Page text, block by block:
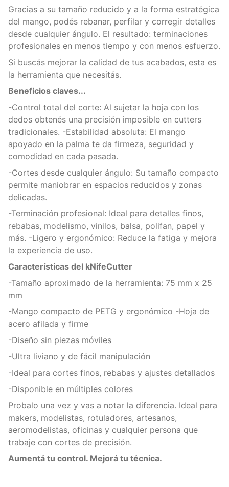
Gracias a su tamaño reducido y a la forma estratégica
del mango, podés rebanar, perfilar y corregir detalles
desde cualquier ángulo. El resultado: terminaciones
profesionales en menos tiempo y con menos esfuerzo.
Si buscás mejorar la calidad de tus acabados, esta es
la herramienta que necesitás.
Beneficios claves...
-Control total del corte: Al sujetar la hoja con los
dedos obtenés una precisión imposible en cutters
tradicionales. -Estabilidad absoluta: El mango
apoyado en la palma te da firmeza, seguridad y
comodidad en cada pasada.
-Cortes desde cualquier ángulo: Su tamaño compacto
permite maniobrar en espacios reducidos y zonas
delicadas.
-Terminación profesional: Ideal para detalles finos,
rebabas, modelismo, vinilos, balsa, polifan, papel y
más. -Ligero y ergonómico: Reduce la fatiga y mejora
la experiencia de uso.
Características del kNifeCutter
-Tamaño aproximado de la herramienta: 75 mm x 25
mm
-Mango compacto de PETG y ergonómico -Hoja de
acero afilada y firme
-Diseño sin piezas móviles
-Ultra liviano y de fácil manipulación
-Ideal para cortes finos, rebabas y ajustes detallados
-Disponible en múltiples colores
Probalo una vez y vas a notar la diferencia. Ideal para
makers, modelistas, rotuladores, artesanos,
aeromodelistas, oficinas y cualquier persona que
trabaje con cortes de precisión.
Aumentá tu control. Mejorá tu técnica.